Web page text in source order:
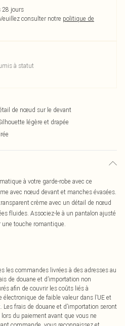
28 jours
consulter notre politique de
à statut
de nœud sur le devant
légère et drapée
à votre garde-robe avec ce
avec nœud devant et manches évasées.
crème avec un détail de nœud
fluides. Associez-le à un pantalon ajusté
touche romantique.
les commandes livrées à des adresses au
de douane et d’importation non
afin de couvrir les coûts liés à
électronique de faible valeur dans l’UE et
Les frais de douane et d’importation seront
du paiement avant que vous ne